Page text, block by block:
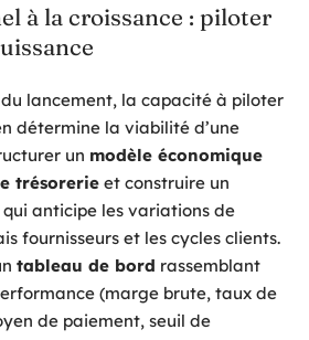
à la croissance : piloter
lancement, la capacité à piloter
détermine la viabilité d’une
un modèle économique
trésorerie et construire un
anticipe les variations de
fournisseurs et les cycles clients.
tableau de bord rassemblant
(marge brute, taux de
de paiement, seuil de